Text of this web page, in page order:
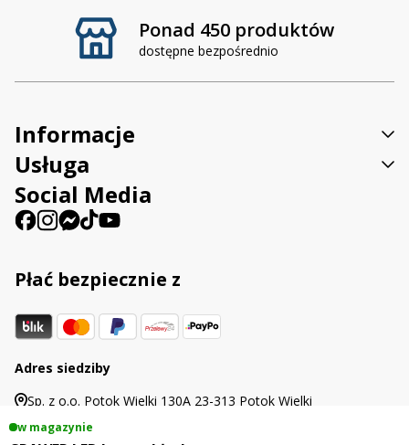
w magazynie
Ponad 450 produktów
dostępne bezpośrednio
Informacje
Usługa
Social Media
Płać bezpiecznie z
Adres siedziby
Sp. z o.o. Potok Wielki 130A 23-313 Potok Wielki